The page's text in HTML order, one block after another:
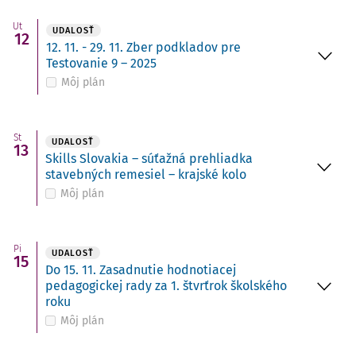
Ut
12 UDALOSŤ
12. 11. - 29. 11. Zber podkladov pre
Testovanie 9 – 2025
Môj plán
St
13 UDALOSŤ
Skills Slovakia – súťažná prehliadka
stavebných remesiel – krajské kolo
Môj plán
Pi
15 UDALOSŤ
Do 15. 11. Zasadnutie hodnotiacej
pedagogickej rady za 1. štvrťrok školského
roku
Môj plán